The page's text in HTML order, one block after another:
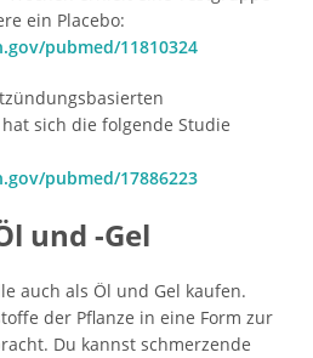
ein Placebo:
pubmed/11810324
sich die folgende Studie
pubmed/17886223
und -Gel
auch als Öl und Gel kaufen.
der Pflanze in eine Form zur
Du kannst schmerzende